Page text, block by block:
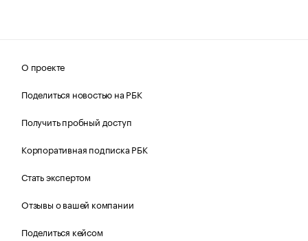
О проекте
Поделиться новостью на РБК
Получить пробный доступ
Корпоративная подписка РБК
Стать экспертом
Отзывы о вашей компании
Поделиться кейсом